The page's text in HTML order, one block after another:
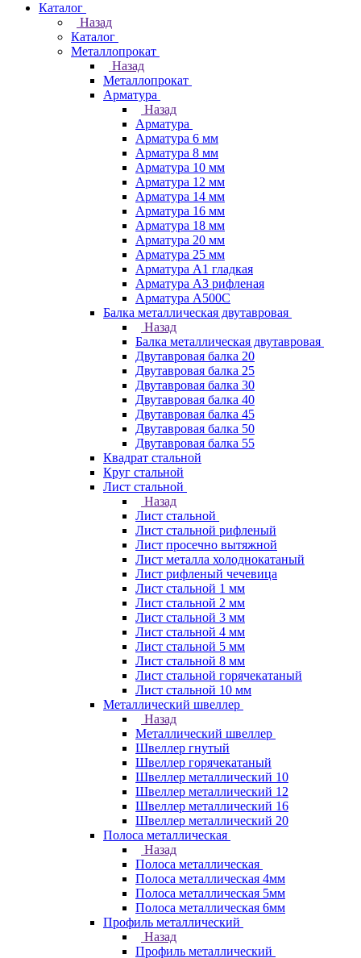
Каталог
Назад
Каталог
Металлопрокат
Назад
Металлопрокат
Арматура
Назад
Арматура
Арматура 6 мм
Арматура 8 мм
Арматура 10 мм
Арматура 12 мм
Арматура 14 мм
Арматура 16 мм
Арматура 18 мм
Арматура 20 мм
Арматура 25 мм
Арматура А1 гладкая
Арматура А3 рифленая
Арматура А500С
Балка металлическая двутавровая
Назад
Балка металлическая двутавровая
Двутавровая балка 20
Двутавровая балка 25
Двутавровая балка 30
Двутавровая балка 40
Двутавровая балка 45
Двутавровая балка 50
Двутавровая балка 55
Квадрат стальной
Круг стальной
Лист стальной
Назад
Лист стальной
Лист стальной рифленый
Лист просечно вытяжной
Лист металла холоднокатаный
Лист рифленый чечевица
Лист стальной 1 мм
Лист стальной 2 мм
Лист стальной 3 мм
Лист стальной 4 мм
Лист стальной 5 мм
Лист стальной 8 мм
Лист стальной горячекатаный
Лист стальной 10 мм
Металлический швеллер
Назад
Металлический швеллер
Швеллер гнутый
Швеллер горячекатаный
Швеллер металлический 10
Швеллер металлический 12
Швеллер металлический 16
Швеллер металлический 20
Полоса металлическая
Назад
Полоса металлическая
Полоса металлическая 4мм
Полоса металлическая 5мм
Полоса металлическая 6мм
Профиль металлический
Назад
Профиль металлический